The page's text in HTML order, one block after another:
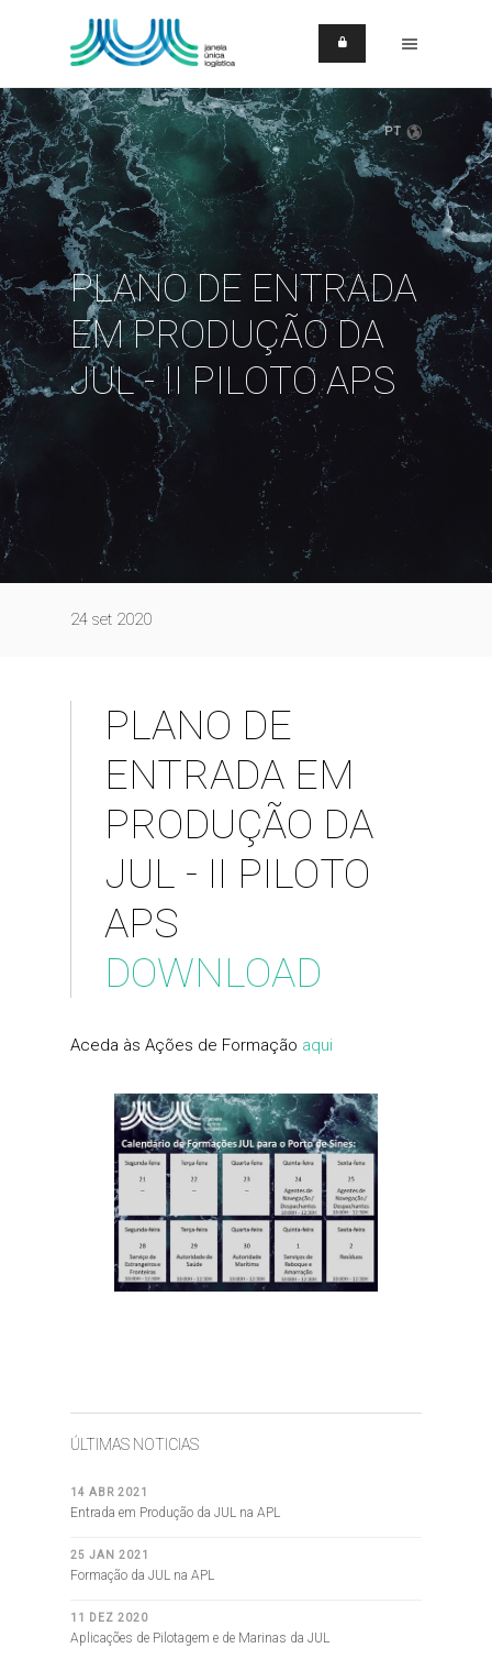
PT
PLANO DE ENTRADA
EM PRODUÇÃO DA
JUL - II PILOTO APS
24 set 2020
PLANO DE
ENTRADA EM
PRODUÇÃO DA
JUL - II PILOTO
APS
DOWNLOAD
Aceda às Ações de Formação aqui
ÚLTIMAS NOTICIAS
14 ABR 2021
Entrada em Produção da JUL na APL
25 JAN 2021
Formação da JUL na APL
11 DEZ 2020
Aplicações de Pilotagem e de Marinas da JUL